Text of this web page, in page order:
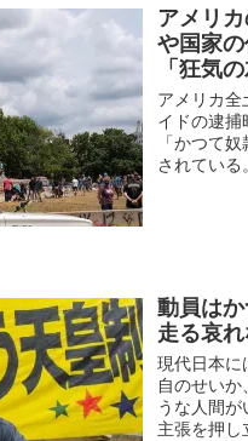
アメリ
や国家
「狂気
アメリカ
イドの逮捕
「かつて
されてい
動員は
走る哀
現代日本に
自のせい
うな人間
主張を押